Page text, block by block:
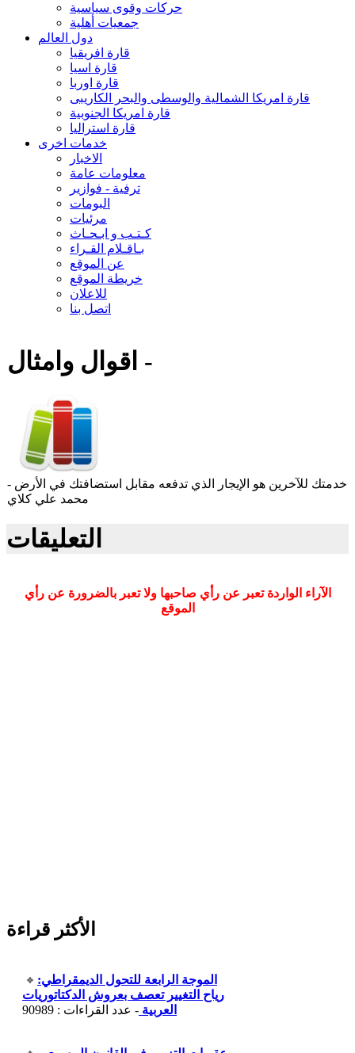
حركات وقوى سياسية
جمعيات أهلية
دول العالم
قارة افريقيا
قارة اسيا
قارة اوربا
قارة امريكا الشمالية والوسطى والبحر الكاريبى
قارة امريكا الجنوبية
قارة استراليا
خدمات اخرى
الاخبار
معلومات عامة
ترفية - فوازير
البومات
مرئيات
كـتـب و ابـحـاث
بـاقـلام القـراء
عن الموقع
خريطة الموقع
للاعلان
اتصل بنا
اقوال وامثال -
خدمتك للآخرين هو الإيجار الذي تدفعه مقابل استضافتك في الأرض -
محمد علي كلاي
التعليقات
الآراء الواردة تعبر عن رأي صاحبها ولا تعبر بالضرورة عن رأي
الموقع
الأكثر قراءة
الموجة الرابعة للتحول الديمقراطي:
رياح التغيير تعصف بعروش الدكتاتوريات
العربية - عدد القراءات : 90989